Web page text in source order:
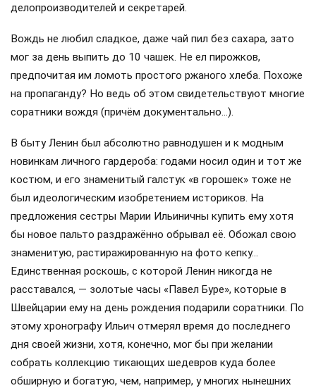
делопроизводителей и секретарей.
Вождь не любил сладкое, даже чай пил без сахара, зато
мог за день выпить до 10 чашек. Не ел пирожков,
предпочитая им ломоть простого ржаного хлеба. Похоже
на пропаганду? Но ведь об этом свидетельствуют многие
соратники вождя (причём документально…).
В быту Ленин был абсолютно равнодушен и к модным
новинкам личного гардероба: годами носил один и тот же
костюм, и его знаменитый галстук «в горошек» тоже не
был идеологическим изобретением историков. На
предложения сестры Марии Ильиничны купить ему хотя
бы новое пальто раздражённо обрывал её. Обожал свою
знаменитую, растиражированную на фото кепку…
Единственная роскошь, с которой Ленин никогда не
расставался, — золотые часы «Павел Буре», которые в
Швейцарии ему на день рождения подарили соратники. По
этому хронографу Ильич отмерял время до последнего
дня своей жизни, хотя, конечно, мог бы при желании
собрать коллекцию тикающих шедевров куда более
обширную и богатую, чем, например, у многих нынешних